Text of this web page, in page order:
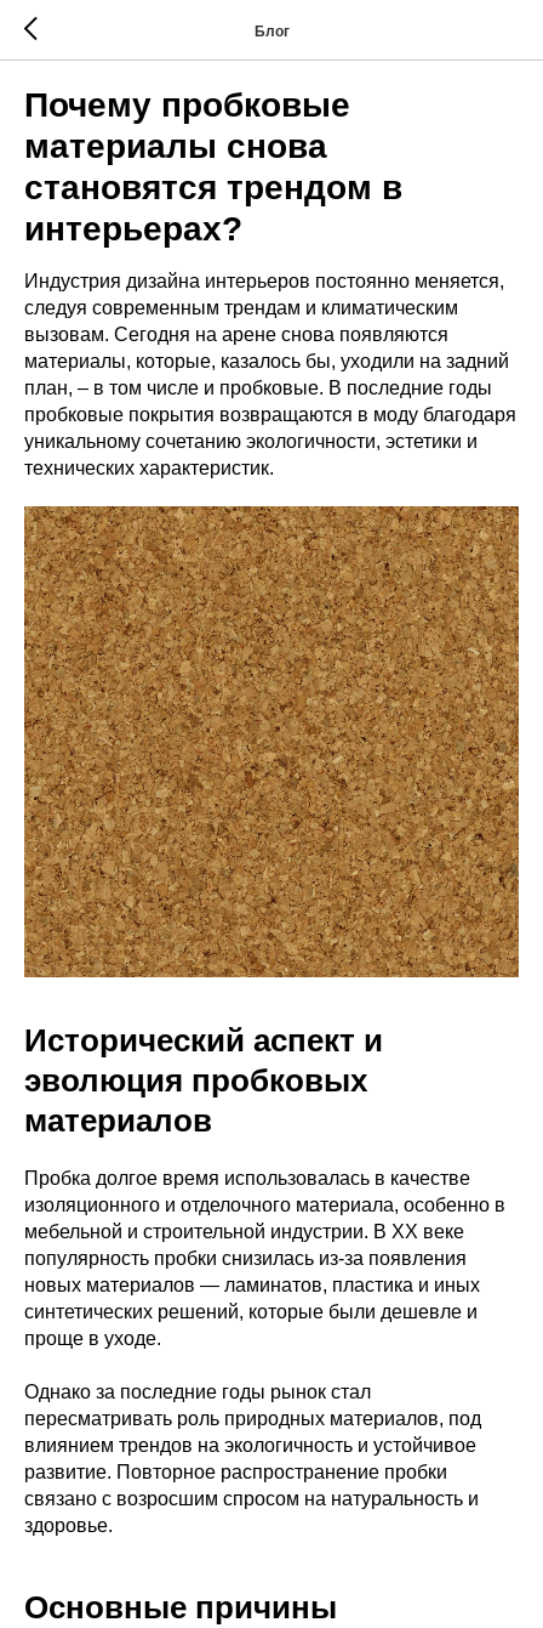
Блог
Почему пробковые
материалы снова
становятся трендом в
интерьерах?
Индустрия дизайна интерьеров постоянно меняется,
следуя современным трендам и климатическим
вызовам. Сегодня на арене снова появляются
материалы, которые, казалось бы, уходили на задний
план, – в том числе и пробковые. В последние годы
пробковые покрытия возвращаются в моду благодаря
уникальному сочетанию экологичности, эстетики и
технических характеристик.
Исторический аспект и
эволюция пробковых
материалов
Пробка долгое время использовалась в качестве
изоляционного и отделочного материала, особенно в
мебельной и строительной индустрии. В XX веке
популярность пробки снизилась из-за появления
новых материалов — ламинатов, пластика и иных
синтетических решений, которые были дешевле и
проще в уходе.
Однако за последние годы рынок стал
пересматривать роль природных материалов, под
влиянием трендов на экологичность и устойчивое
развитие. Повторное распространение пробки
связано с возросшим спросом на натуральность и
здоровье.
Основные причины